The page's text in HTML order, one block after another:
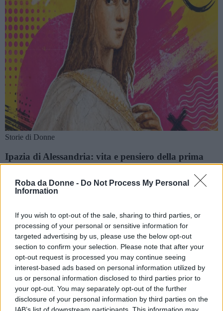
Roba da Donne - Do Not Process My Personal
Information
If you wish to opt-out of the sale, sharing to third parties, or
processing of your personal or sensitive information for
targeted advertising by us, please use the below opt-out
section to confirm your selection. Please note that after your
opt-out request is processed you may continue seeing
interest-based ads based on personal information utilized by
us or personal information disclosed to third parties prior to
your opt-out. You may separately opt-out of the further
disclosure of your personal information by third parties on the
Storie di Donne
Ipazia di Alessandria: vita e pensiero della prima
donna scienziata
Chi era Ipazia di Alessandria? Dalla formazione con Teone ai